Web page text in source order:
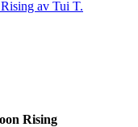
Rising